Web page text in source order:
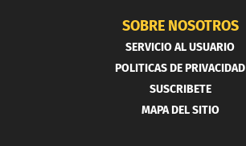
SOBRE NOSOTROS
SERVICIO AL USUARIO
POLITICAS DE PRIVACIDAD
SUSCRIBETE
MAPA DEL SITIO